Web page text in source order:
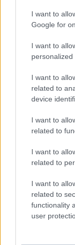
I want to
Google for
I want to
personalized
I want to
related to
device
I want to
related to
I want to
related to
I want to
related to
functionality
user